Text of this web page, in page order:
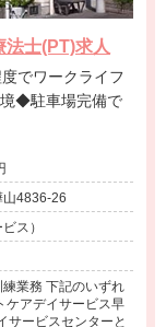
士(PT)求人
◆駐車場完備で
山4836-26
ス）
業務 下記のいずれ
アデイサービス早
ービスセンターと